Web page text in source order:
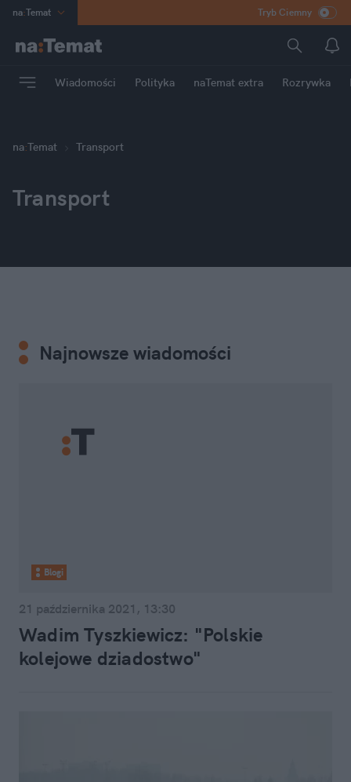
na:Temat
Poland
mama
Rozrywka
Tryb Ciemny
Wiadomości Polityka naTemat extra Rozrywka
na:Temat Transport
Transport
Najnowsze wiadomości
Blogi
21 października 2021, 13:30
Wadim Tyszkiewicz: "Polskie
kolejowe dziadostwo"